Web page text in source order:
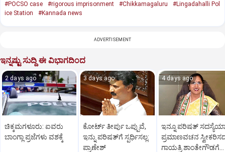
#POCSO case #rigorous imprisonment #Chikkamagaluru
#Lingadahalli Pol
ice Station
#Kannada news
ADVERTISEMENT
ಇನ್ನಷ್ಟು ಸುದ್ದಿ ಈ ವಿಭಾಗದಿಂದ
2 days ago
ಚಿಕ್ಕಮಗಳೂರು: ಐವರು
ಬಾಂಗ್ಲಾ ಪ್ರಜೆಗಳು ವಶಕ್ಕೆ
3 days ago
ಕೋರ್ಟ್‌ ತೀರ್ಪು ಒಪ್ಪುವೆ,
ಇನ್ನು ಪರಿಷತ್‌ಗೆ ಸ್ಪರ್ಧಿಸಲ್ಲ:
ಪ್ರಾಣೇಶ್‌
4 days ago
ಇನ್ನೂ ಪರಿಷತ್‌
ಪ್ರಮಾಣವಚನ
ಗಾಯತ್ರಿ ಶಾಂತೇಗೌಡಗೆ